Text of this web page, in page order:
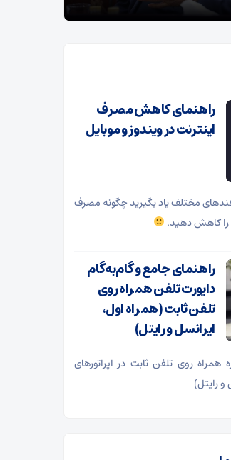
راهنمای کاهش مصرف
اینترنت در ویندوز و موبایل
مختلف یاد بگیرید چگونه مصرف
را کاهش دهید.
راهنمای جامع و گام‌به‌گام
دایورت تلفن همراه روی
تلفن ثابت (همراه اول،
ایرانسل و رایتل)
روی تلفن ثابت در اپراتورهای
رایتل)